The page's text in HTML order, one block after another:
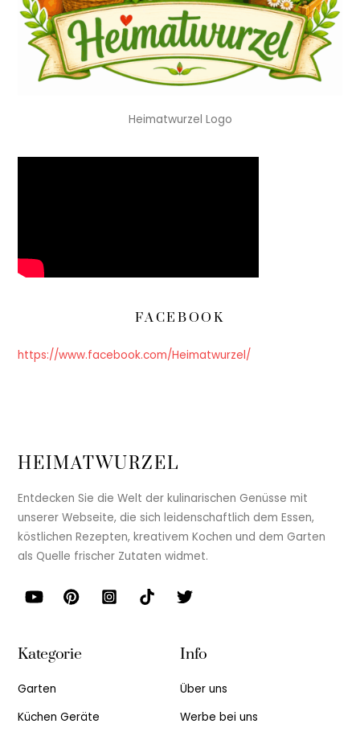
Heimatwurzel Logo
FACEBOOK
https://www.facebook.com/Heimatwurzel/
HEIMATWURZEL
Entdecken Sie die Welt der kulinarischen Genüsse mit
unserer Webseite, die sich leidenschaftlich dem Essen,
köstlichen Rezepten, kreativem Kochen und dem Garten
als Quelle frischer Zutaten widmet.
Kategorie
Garten
Küchen Geräte
Info
Über uns
Werbe bei uns